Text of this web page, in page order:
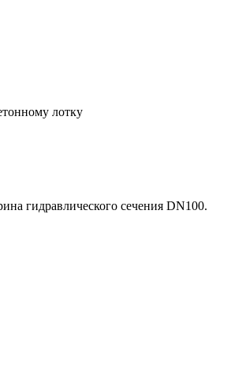
лотку
гидравлического сечения DN100.